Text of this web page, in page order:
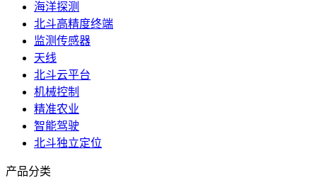
海洋探测
北斗高精度终端
监测传感器
天线
北斗云平台
机械控制
精准农业
智能驾驶
北斗独立定位
产品分类